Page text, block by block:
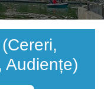
Audiențe)